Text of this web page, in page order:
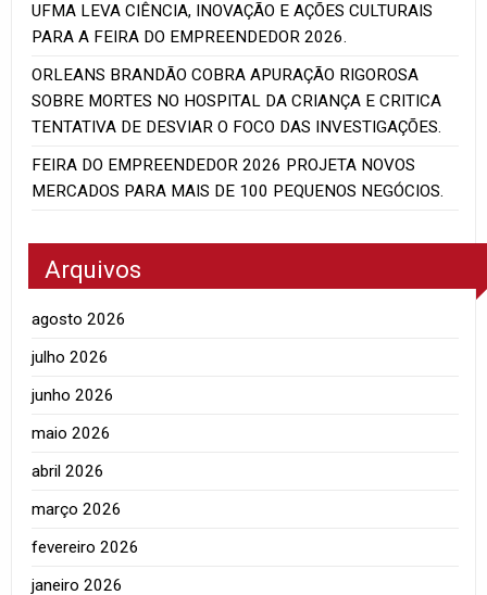
UFMA LEVA CIÊNCIA, INOVAÇÃO E AÇÕES CULTURAIS
PARA A FEIRA DO EMPREENDEDOR 2026.
ORLEANS BRANDÃO COBRA APURAÇÃO RIGOROSA
SOBRE MORTES NO HOSPITAL DA CRIANÇA E CRITICA
TENTATIVA DE DESVIAR O FOCO DAS INVESTIGAÇÕES.
FEIRA DO EMPREENDEDOR 2026 PROJETA NOVOS
MERCADOS PARA MAIS DE 100 PEQUENOS NEGÓCIOS.
Arquivos
agosto 2026
julho 2026
junho 2026
maio 2026
abril 2026
março 2026
fevereiro 2026
janeiro 2026